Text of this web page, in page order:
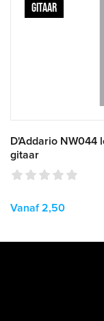
GITAAR
D'Addario NW044
gitaar
Vanaf 2,50